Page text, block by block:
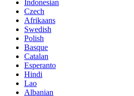
Indonesian
Czech
Afrikaans
Swedish
Polish
Basque
Catalan
Esperanto
Hindi
Lao
Albanian